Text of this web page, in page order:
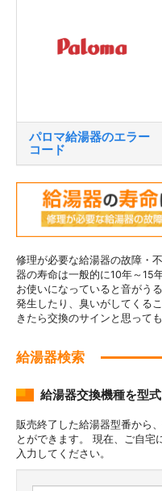
パロマ給湯器のエラー
コード
修理が必要な給湯器の故障・
器の寿命は一般的に10年～15
お使いになっていると音がう
発生したり、臭いがしてくる
きたら交換のサインと思って
給湯器検索
給湯器交換機種を型
販売終了した給湯器型番から
とができます。 現在、ご自宅
入力してください。